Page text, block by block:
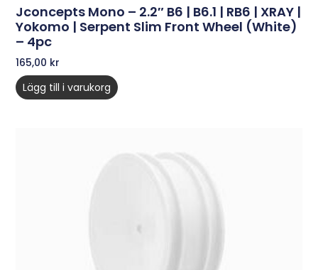
Jconcepts Mono – 2.2″ B6 | B6.1 | RB6 | XRAY |
Yokomo | Serpent Slim Front Wheel (white)
– 4pc
165,00 kr
Lägg till i varukorg